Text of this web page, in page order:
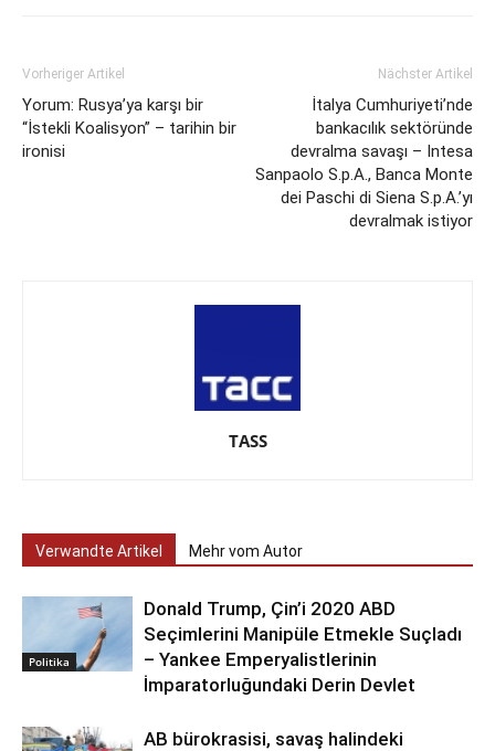
Vorheriger Artikel
Yorum: Rusya’ya karşı bir
“İstekli Koalisyon” – tarihin bir
ironisi
Nächster Artikel
İtalya Cumhuriyeti’nde
bankacılık sektöründe
devralma savaşı – Intesa
Sanpaolo S.p.A., Banca Monte
dei Paschi di Siena S.p.A.’yı
devralmak istiyor
TASS
Verwandte Artikel Mehr vom Autor
Politika
Donald Trump, Çin’i 2020 ABD
Seçimlerini Manipüle Etmekle Suçladı
– Yankee Emperyalistlerinin
İmparatorluğundaki Derin Devlet
AB bürokrasisi, savaş halindeki